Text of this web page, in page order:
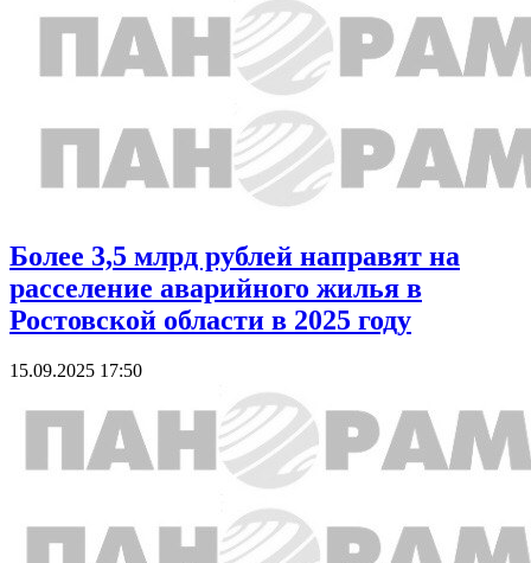
Более 3,5 млрд рублей направят на
расселение аварийного жилья в
Ростовской области в 2025 году
15.09.2025 17:50